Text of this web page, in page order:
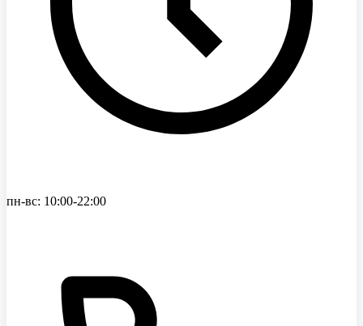
пн-вс: 10:00-22:00